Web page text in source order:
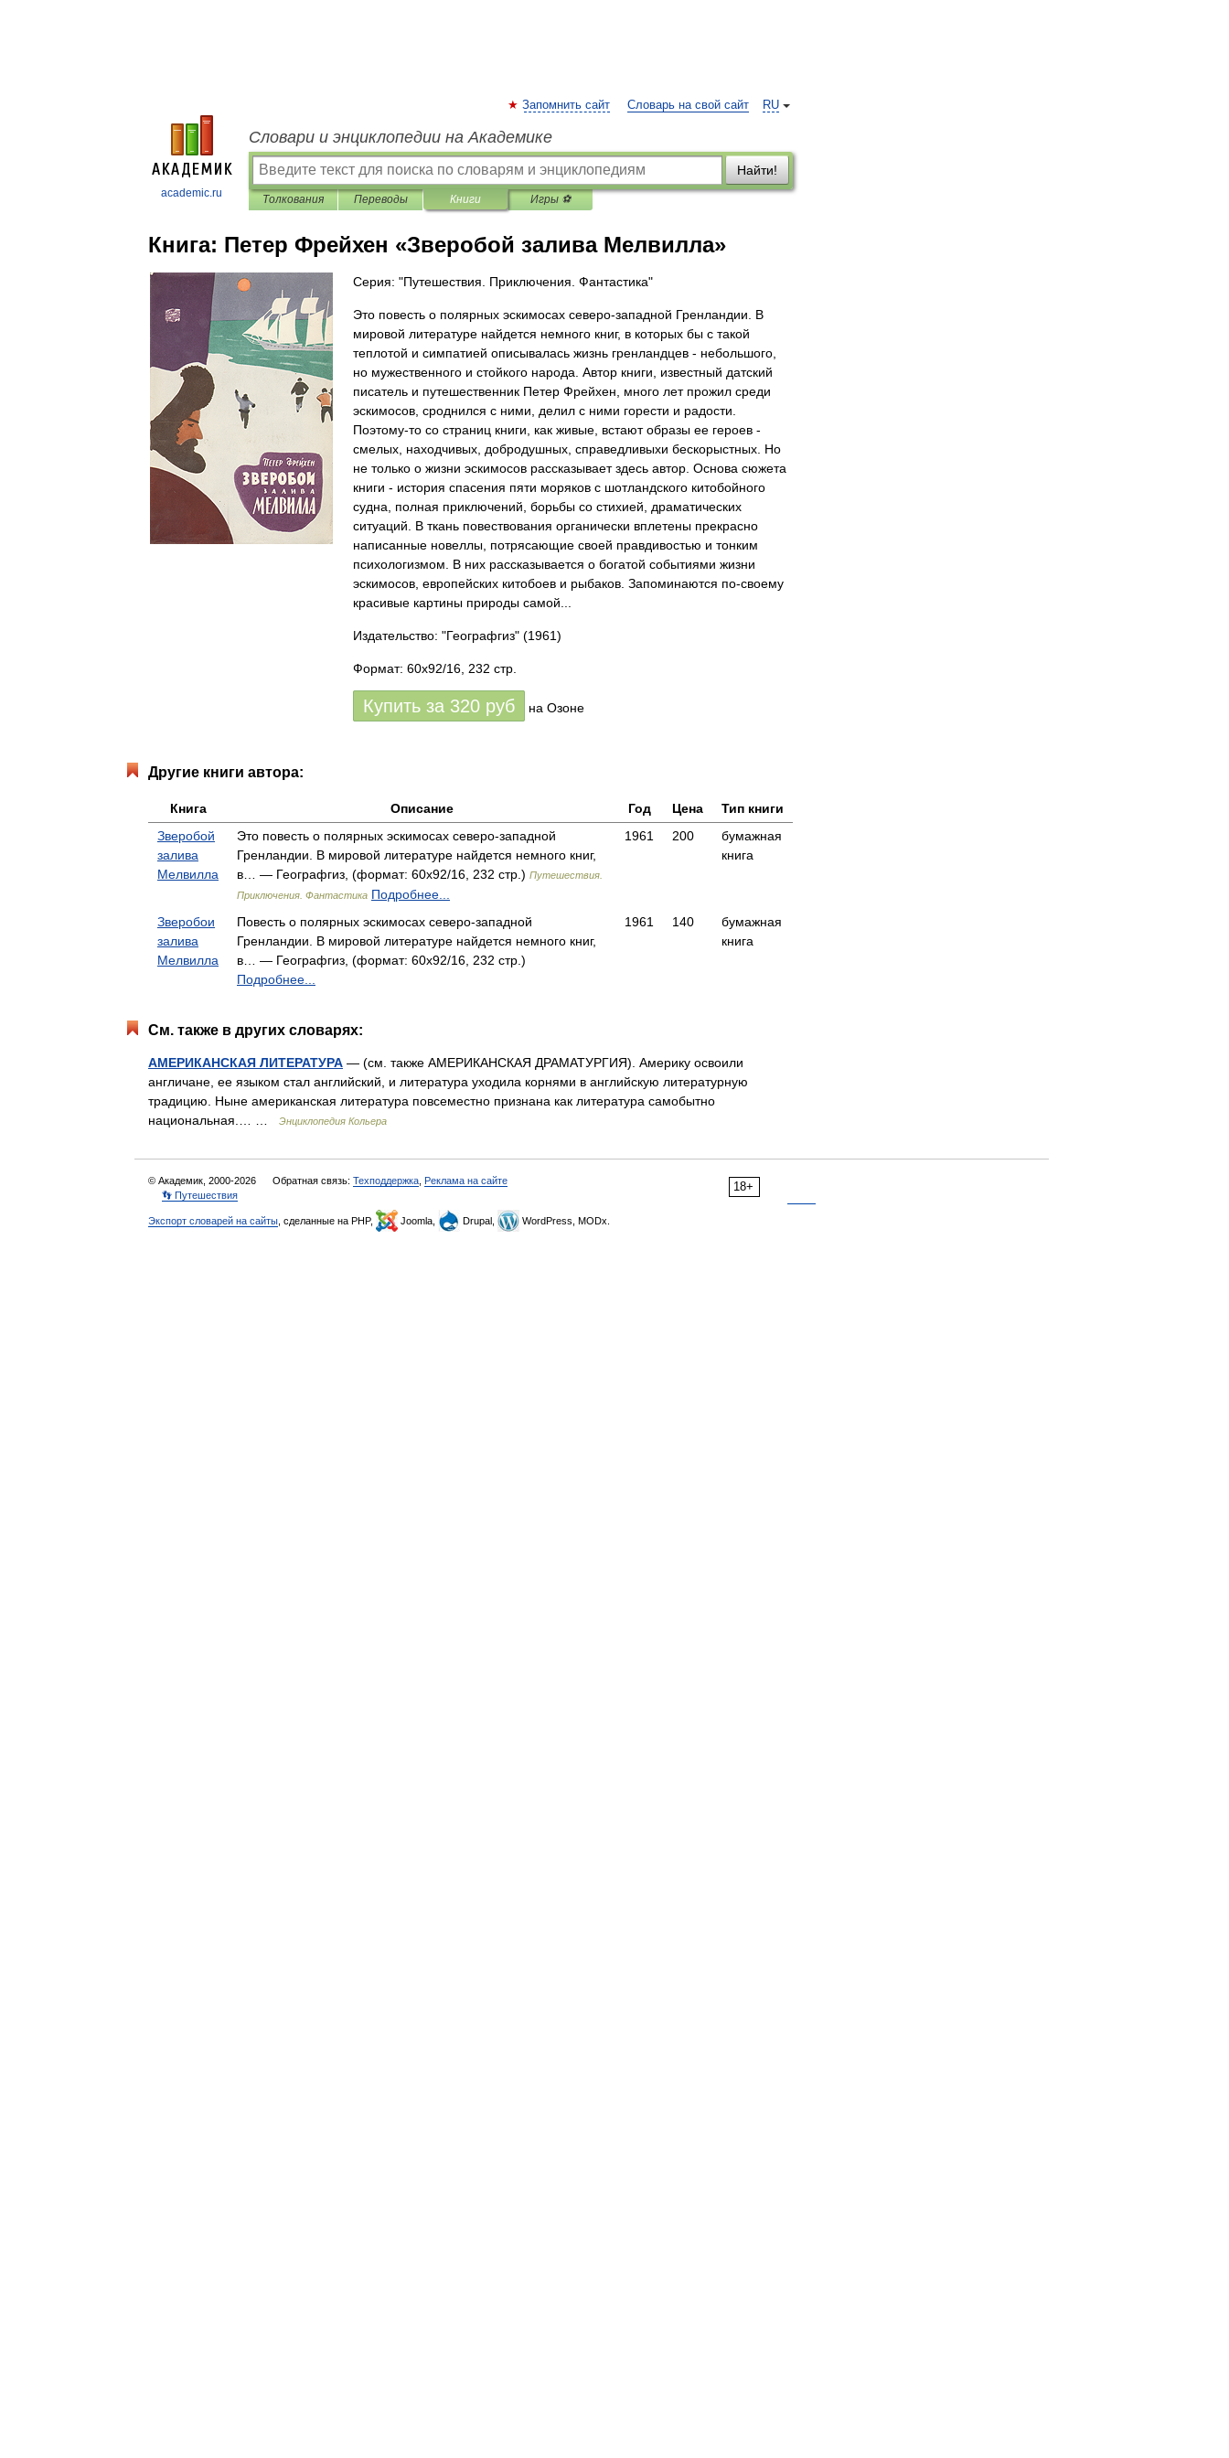
academic.ru
RU
Запомнить сайт Словарь на свой сайт
Словари и энциклопедии на Академике
Найти!
Толкования Переводы Книги Игры ⚽
Книга: Петер Фрейхен «Зверобой залива Мелвилла»
Серия: "Путешествия. Приключения. Фантастика"
Это повесть о полярных эскимосах северо-западной Гренландии. В
мировой литературе найдется немного книг, в которых бы с такой
теплотой и симпатией описывалась жизнь гренландцев - небольшого,
но мужественного и стойкого народа. Автор книги, известный датский
писатель и путешественник Петер Фрейхен, много лет прожил среди
эскимосов, сроднился с ними, делил с ними горести и радости.
Поэтому-то со страниц книги, как живые, встают образы ее героев -
смелых, находчивых, добродушных, справедливыхи бескорыстных. Но
не только о жизни эскимосов рассказывает здесь автор. Основа сюжета
книги - история спасения пяти моряков с шотландского китобойного
судна, полная приключений, борьбы со стихией, драматических
ситуаций. В ткань повествования органически вплетены прекрасно
написанные новеллы, потрясающие своей правдивостью и тонким
психологизмом. В них рассказывается о богатой событиями жизни
эскимосов, европейских китобоев и рыбаков. Запоминаются по-своему
красивые картины природы самой...
Издательство: "Географгиз" (1961)
Формат: 60x92/16, 232 стр.
Купить за 320 руб на Озоне
Другие книги автора:
Книга Описание Год Цена
Тип книги
Зверобой
залива
Мелвилла
Это повесть о полярных эскимосах северо-западной
Гренландии. В мировой литературе найдется немного книг,
в… — Географгиз, (формат: 60x92/16, 232 стр.) Путешествия.
Приключения. Фантастика Подробнее...
1961 200
бумажная
книга
Зверобои
залива
Мелвилла
Повесть о полярных эскимосах северо-западной
Гренландии. В мировой литературе найдется немного книг,
в… — Географгиз, (формат: 60x92/16, 232 стр.)
Подробнее...
1961 140
бумажная
книга
См. также в других словарях:
АМЕРИКАНСКАЯ ЛИТЕРАТУРА — (см. также АМЕРИКАНСКАЯ ДРАМАТУРГИЯ). Америку освоили
англичане, ее языком стал английский, и литература уходила корнями в английскую литературную
традицию. Ныне американская литература повсеместно признана как литература самобытно
национальная.… …
Энциклопедия Кольера
18+
© Академик, 2000-2026 Обратная связь: Техподдержка Реклама на сайте
👣 Путешествия
Экспорт словарей на сайты , сделанные на PHP, Joomla, Drupal, WordPress, MODx.